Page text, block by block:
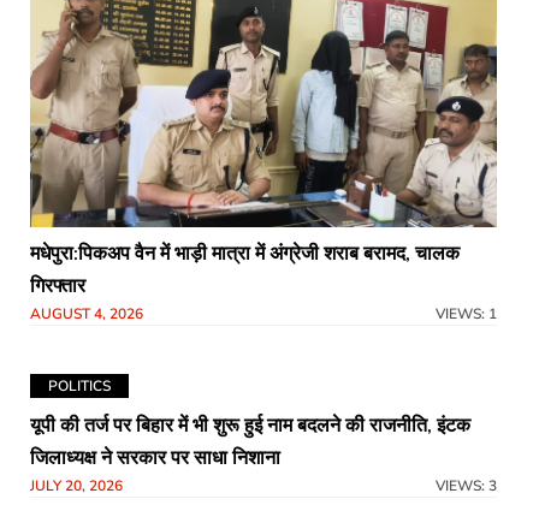
मधेपुरा:पिकअप वैन में भाड़ी मात्रा में अंग्रेजी शराब बरामद, चालक
गिरफ्तार
AUGUST 4, 2026 VIEWS: 1
POLITICS
यूपी की तर्ज पर बिहार में भी शुरू हुई नाम बदलने की राजनीति, इंटक
जिलाध्यक्ष ने सरकार पर साधा निशाना
JULY 20, 2026 VIEWS: 3